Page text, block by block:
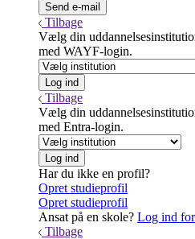
Tilbage
Vælg din
med WAYF-login.
Tilbage
Vælg din
med Entra-login.
Har du ikke en profil?
Opret studieprofil
Opret studieprofil
Ansat på en skole? Log ind for
Tilbage